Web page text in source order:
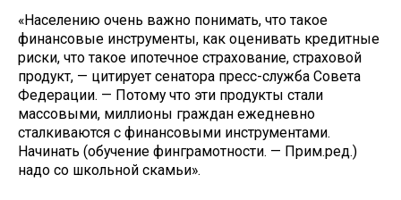
«Населению очень важно понимать, что такое
финансовые инструменты, как оценивать кредитные
риски, что такое ипотечное страхование, страховой
продукт, — цитирует сенатора пресс-служба Совета
Федерации. — Потому что эти продукты стали
массовыми, миллионы граждан ежедневно
сталкиваются с финансовыми инструментами.
Начинать (обучение финграмотности. — Прим.ред.)
надо со школьной скамьи».